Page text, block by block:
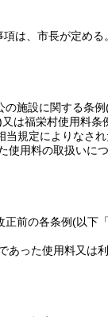
は、市長が定める。
の施設に関する条例
又は福栄村使用料条
規定によりなされ
用料の取扱いに
正前の各条例(以下
った使用料又は